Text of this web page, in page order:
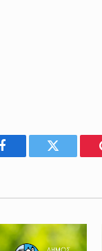
Facebook Twitter